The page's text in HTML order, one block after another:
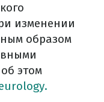
изменении
образом
этом